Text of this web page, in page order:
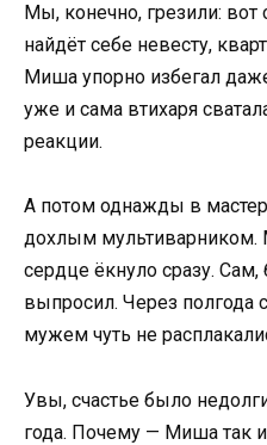
Мы, конечно, грезили: вот
найдёт себе невесту,
Миша упорно избегал
уже и сама втихаря
реакции.
А потом однажды в
дохлым мультиварником.
сердце ёкнуло сразу.
выпросил. Через полгода
мужем чуть не
Увы, счастье было
года. Почему — Миша так